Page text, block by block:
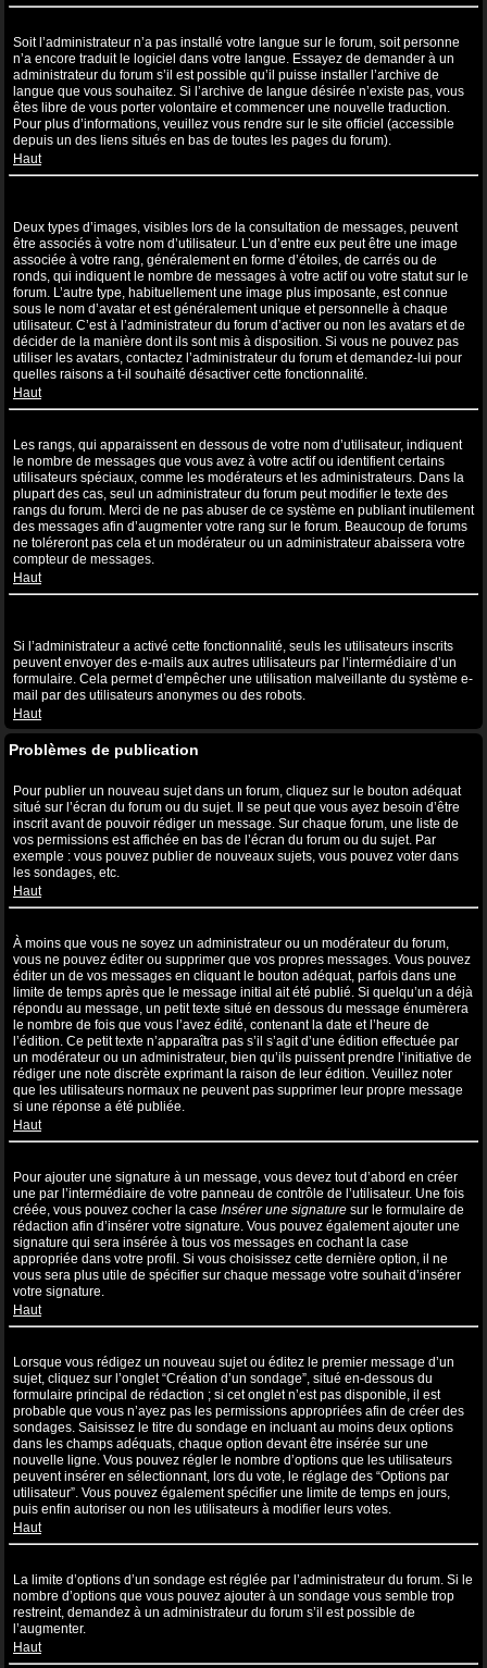
Soit l’administrateur n’a pas installé votre langue sur le forum, soit personne
n’a encore traduit le logiciel dans votre langue. Essayez de demander à un
administrateur du forum s’il est possible qu’il puisse installer l’archive de
langue que vous souhaitez. Si l’archive de langue désirée n’existe pas, vous
êtes libre de vous porter volontaire et commencer une nouvelle traduction.
Pour plus d’informations, veuillez vous rendre sur le site officiel (accessible
depuis un des liens situés en bas de toutes les pages du forum).
Haut
Deux types d’images, visibles lors de la consultation de messages, peuvent
être associés à votre nom d’utilisateur. L’un d’entre eux peut être une image
associée à votre rang, généralement en forme d’étoiles, de carrés ou de
ronds, qui indiquent le nombre de messages à votre actif ou votre statut sur le
forum. L’autre type, habituellement une image plus imposante, est connue
sous le nom d’avatar et est généralement unique et personnelle à chaque
utilisateur. C’est à l’administrateur du forum d’activer ou non les avatars et de
décider de la manière dont ils sont mis à disposition. Si vous ne pouvez pas
utiliser les avatars, contactez l’administrateur du forum et demandez-lui pour
quelles raisons a t-il souhaité désactiver cette fonctionnalité.
Haut
Les rangs, qui apparaissent en dessous de votre nom d’utilisateur, indiquent
le nombre de messages que vous avez à votre actif ou identifient certains
utilisateurs spéciaux, comme les modérateurs et les administrateurs. Dans la
plupart des cas, seul un administrateur du forum peut modifier le texte des
rangs du forum. Merci de ne pas abuser de ce système en publiant inutilement
des messages afin d’augmenter votre rang sur le forum. Beaucoup de forums
ne toléreront pas cela et un modérateur ou un administrateur abaissera votre
compteur de messages.
Haut
Si l’administrateur a activé cette fonctionnalité, seuls les utilisateurs inscrits
peuvent envoyer des e-mails aux autres utilisateurs par l’intermédiaire d’un
formulaire. Cela permet d’empêcher une utilisation malveillante du système e-
mail par des utilisateurs anonymes ou des robots.
Haut
Problèmes de publication
Pour publier un nouveau sujet dans un forum, cliquez sur le bouton adéquat
situé sur l’écran du forum ou du sujet. Il se peut que vous ayez besoin d’être
inscrit avant de pouvoir rédiger un message. Sur chaque forum, une liste de
vos permissions est affichée en bas de l’écran du forum ou du sujet. Par
exemple : vous pouvez publier de nouveaux sujets, vous pouvez voter dans
les sondages, etc.
Haut
À moins que vous ne soyez un administrateur ou un modérateur du forum,
vous ne pouvez éditer ou supprimer que vos propres messages. Vous pouvez
éditer un de vos messages en cliquant le bouton adéquat, parfois dans une
limite de temps après que le message initial ait été publié. Si quelqu’un a déjà
répondu au message, un petit texte situé en dessous du message énumèrera
le nombre de fois que vous l’avez édité, contenant la date et l’heure de
l’édition. Ce petit texte n’apparaîtra pas s’il s’agit d’une édition effectuée par
un modérateur ou un administrateur, bien qu’ils puissent prendre l’initiative de
rédiger une note discrète exprimant la raison de leur édition. Veuillez noter
que les utilisateurs normaux ne peuvent pas supprimer leur propre message
si une réponse a été publiée.
Haut
Pour ajouter une signature à un message, vous devez tout d’abord en créer
une par l’intermédiaire de votre panneau de contrôle de l’utilisateur. Une fois
créée, vous pouvez cocher la case Insérer une signature sur le formulaire de
rédaction afin d’insérer votre signature. Vous pouvez également ajouter une
signature qui sera insérée à tous vos messages en cochant la case
appropriée dans votre profil. Si vous choisissez cette dernière option, il ne
vous sera plus utile de spécifier sur chaque message votre souhait d’insérer
votre signature.
Haut
Lorsque vous rédigez un nouveau sujet ou éditez le premier message d’un
sujet, cliquez sur l’onglet “Création d’un sondage”, situé en-dessous du
formulaire principal de rédaction ; si cet onglet n’est pas disponible, il est
probable que vous n’ayez pas les permissions appropriées afin de créer des
sondages. Saisissez le titre du sondage en incluant au moins deux options
dans les champs adéquats, chaque option devant être insérée sur une
nouvelle ligne. Vous pouvez régler le nombre d’options que les utilisateurs
peuvent insérer en sélectionnant, lors du vote, le réglage des “Options par
utilisateur”. Vous pouvez également spécifier une limite de temps en jours,
puis enfin autoriser ou non les utilisateurs à modifier leurs votes.
Haut
La limite d’options d’un sondage est réglée par l’administrateur du forum. Si le
nombre d’options que vous pouvez ajouter à un sondage vous semble trop
restreint, demandez à un administrateur du forum s’il est possible de
l’augmenter.
Haut